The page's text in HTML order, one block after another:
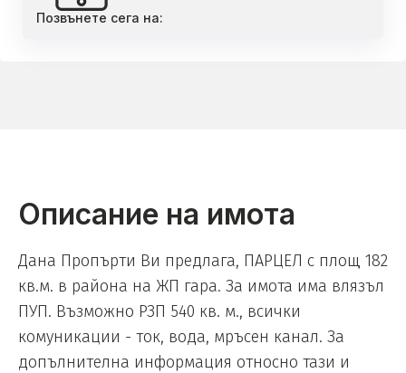
Позвънете сега на:
Описание на имота
Дана Пропърти Ви предлага, ПАРЦЕЛ с площ 182
кв.м. в района на ЖП гара. За имота има влязъл
ПУП. Възможно РЗП 540 кв. м., всички
комуникации - ток, вода, мръсен канал. За
допълнителна информация относно тази и